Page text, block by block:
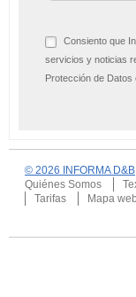
Consiento que
servicios y noticias
Protección de
© 2026 INFORMA D&B
Quiénes Somos
Tarifas
Mapa web